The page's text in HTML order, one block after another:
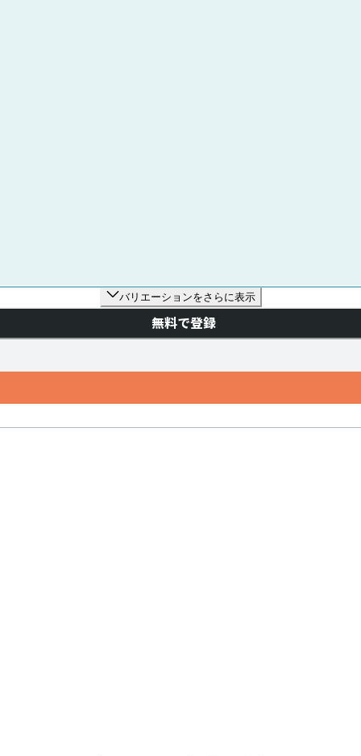
バリエーションをさらに表示
無料で登録